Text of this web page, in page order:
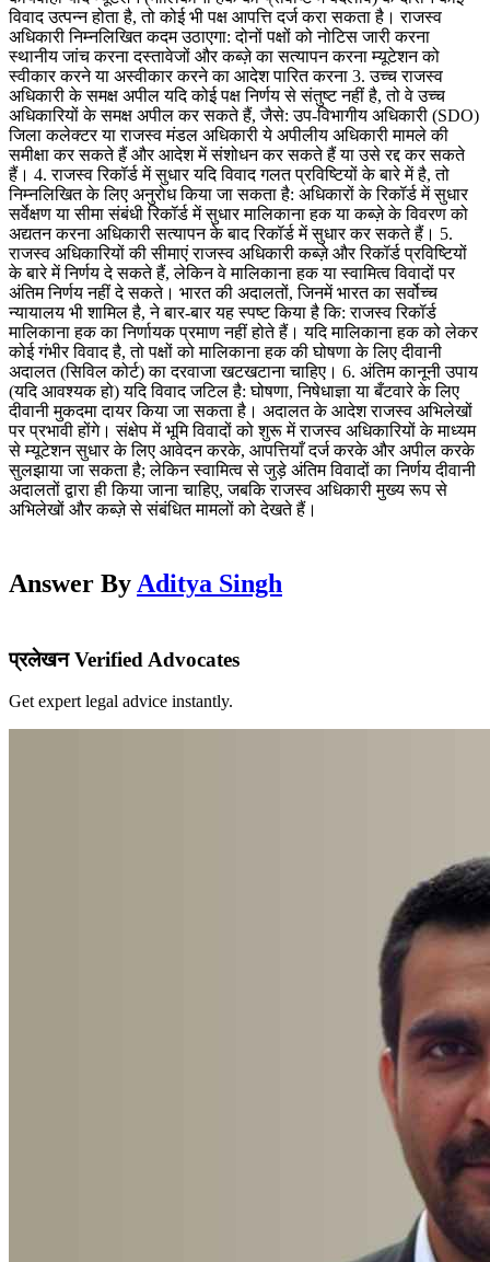
विवाद उत्पन्न होता है, तो कोई भी पक्ष आपत्ति दर्ज करा सकता है। राजस्व
अधिकारी निम्नलिखित कदम उठाएगा: दोनों पक्षों को नोटिस जारी करना
स्थानीय जांच करना दस्तावेजों और कब्ज़े का सत्यापन करना म्यूटेशन को
स्वीकार करने या अस्वीकार करने का आदेश पारित करना 3. उच्च राजस्व
अधिकारी के समक्ष अपील यदि कोई पक्ष निर्णय से संतुष्ट नहीं है, तो वे उच्च
अधिकारियों के समक्ष अपील कर सकते हैं, जैसे: उप-विभागीय अधिकारी (SDO)
जिला कलेक्टर या राजस्व मंडल अधिकारी ये अपीलीय अधिकारी मामले की
समीक्षा कर सकते हैं और आदेश में संशोधन कर सकते हैं या उसे रद्द कर सकते
हैं। 4. राजस्व रिकॉर्ड में सुधार यदि विवाद गलत प्रविष्टियों के बारे में है, तो
निम्नलिखित के लिए अनुरोध किया जा सकता है: अधिकारों के रिकॉर्ड में सुधार
सर्वेक्षण या सीमा संबंधी रिकॉर्ड में सुधार मालिकाना हक या कब्ज़े के विवरण को
अद्यतन करना अधिकारी सत्यापन के बाद रिकॉर्ड में सुधार कर सकते हैं। 5.
राजस्व अधिकारियों की सीमाएं राजस्व अधिकारी कब्ज़े और रिकॉर्ड प्रविष्टियों
के बारे में निर्णय दे सकते हैं, लेकिन वे मालिकाना हक या स्वामित्व विवादों पर
अंतिम निर्णय नहीं दे सकते। भारत की अदालतों, जिनमें भारत का सर्वोच्च
न्यायालय भी शामिल है, ने बार-बार यह स्पष्ट किया है कि: राजस्व रिकॉर्ड
मालिकाना हक का निर्णायक प्रमाण नहीं होते हैं। यदि मालिकाना हक को लेकर
कोई गंभीर विवाद है, तो पक्षों को मालिकाना हक की घोषणा के लिए दीवानी
अदालत (सिविल कोर्ट) का दरवाजा खटखटाना चाहिए। 6. अंतिम कानूनी उपाय
(यदि आवश्यक हो) यदि विवाद जटिल है: घोषणा, निषेधाज्ञा या बँटवारे के लिए
दीवानी मुकदमा दायर किया जा सकता है। अदालत के आदेश राजस्व अभिलेखों
पर प्रभावी होंगे। संक्षेप में भूमि विवादों को शुरू में राजस्व अधिकारियों के माध्यम
से म्यूटेशन सुधार के लिए आवेदन करके, आपत्तियाँ दर्ज करके और अपील करके
सुलझाया जा सकता है; लेकिन स्वामित्व से जुड़े अंतिम विवादों का निर्णय दीवानी
अदालतों द्वारा ही किया जाना चाहिए, जबकि राजस्व अधिकारी मुख्य रूप से
अभिलेखों और कब्ज़े से संबंधित मामलों को देखते हैं।
Answer By Aditya Singh
प्रलेखन Verified Advocates
Get expert legal advice instantly.